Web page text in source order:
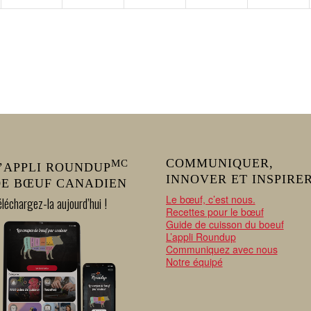
ROUNDUPMC
BŒUF CANADIEN
la aujourd’hui !
COMMUNIQUER,
INNOVER ET
Le bœuf, c’est nous.
Recettes pour le bœuf
Guide de cuisson du boeuf
L’appli Roundup
Communiquez avec nous
Notre équipé